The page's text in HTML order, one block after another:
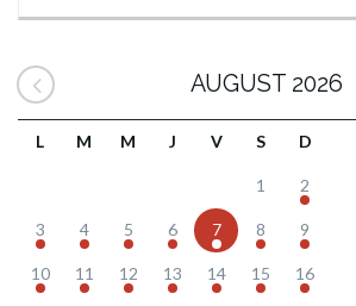
AUGUST 2026
L M M J V S D
1 2
3 4 5 6 7 8 9
10 11 12 13 14 15 16